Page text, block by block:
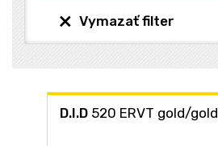
Vymazať filter
D.I.D 520 ERVT gold/gold